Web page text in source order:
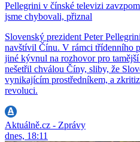
Pellegrini v čínské televizi
jsme chybovali, přiznal
Slovenský prezident Peter
navštívil Čínu. V rámci třídenního
jiné kývnul na rozhovor pro
nešetřil chválou Číny, sliby, že
vynikajícím prostředníkem, a
revoluci.
Aktuálně.cz - Zprávy
dnes, 18:11